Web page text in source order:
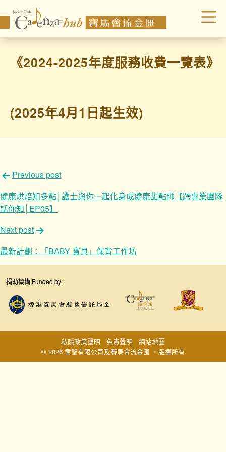
《2024-2025年度服務收費一覽表》
(2025年4月1日起生效)
文
章
導
Previous post
健康烘焙知多點│護士與你一起化身成健康甜點師【跨專業團隊
話你知│EP05】
Next post
最新計劃：「BABY 寶貝」保背工作坊
捐助機構:Funded by:
© 2026 耆智有限公司及賽馬會流金匯 ‧版權所有
私隱政策聲明 免責聲明 網站地圖